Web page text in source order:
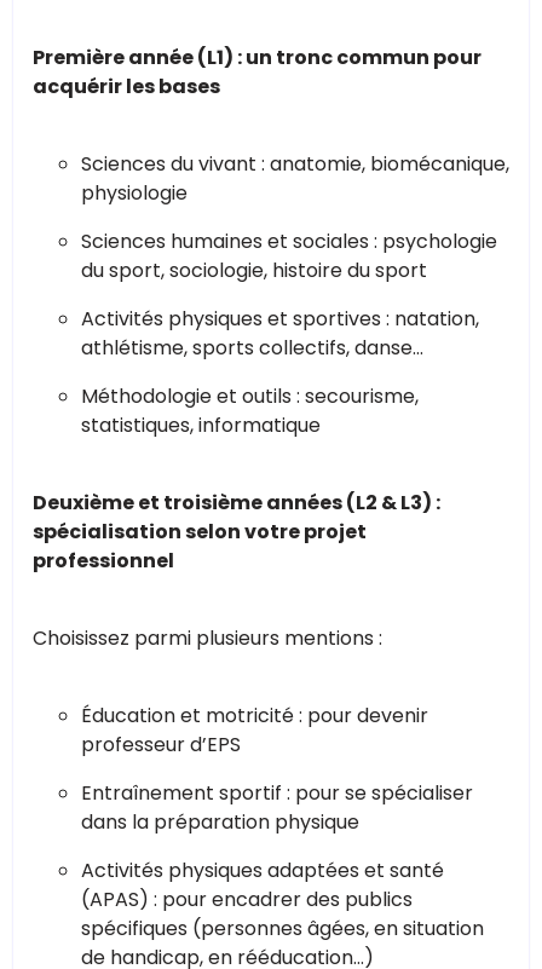
Première année (L1) : un tronc commun pour
acquérir les bases
Sciences du vivant : anatomie, biomécanique,
physiologie
Sciences humaines et sociales : psychologie
du sport, sociologie, histoire du sport
Activités physiques et sportives : natation,
athlétisme, sports collectifs, danse…
Méthodologie et outils : secourisme,
statistiques, informatique
Deuxième et troisième années (L2 & L3) :
spécialisation selon votre projet
professionnel
Choisissez parmi plusieurs mentions :
Éducation et motricité : pour devenir
professeur d’EPS
Entraînement sportif : pour se spécialiser
dans la préparation physique
Activités physiques adaptées et santé
(APAS) : pour encadrer des publics
spécifiques (personnes âgées, en situation
de handicap, en rééducation…)